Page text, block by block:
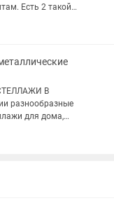
Есть 2 такой
цене
В
для дома,
полка,